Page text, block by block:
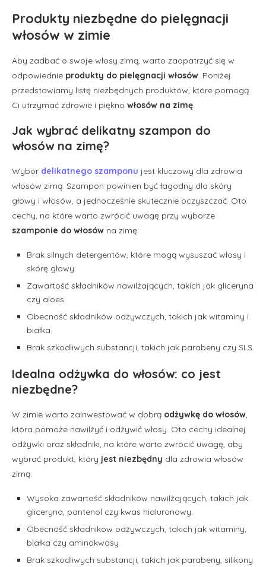
Produkty niezbędne do pielęgnacji
włosów w zimie
Aby zadbać o swoje włosy zimą, warto zaopatrzyć się w
odpowiednie produkty do pielęgnacji włosów. Poniżej
przedstawiamy listę niezbędnych produktów, które pomogą
Ci utrzymać zdrowie i piękno włosów na zimę.
Jak wybrać delikatny szampon do
włosów na zimę?
Wybór delikatnego szamponu jest kluczowy dla zdrowia
włosów zimą. Szampon powinien być łagodny dla skóry
głowy i włosów, a jednocześnie skutecznie oczyszczać. Oto
cechy, na które warto zwrócić uwagę przy wyborze
szamponie do włosów na zimę:
Brak silnych detergentów, które mogą wysuszać włosy i
skórę głowy.
Zawartość składników nawilżających, takich jak gliceryna
czy aloes.
Obecność składników odżywczych, takich jak witaminy i
białka.
Brak szkodliwych substancji, takich jak parabeny czy SLS.
Idealna odżywka do włosów: co jest
niezbędne?
W zimie warto zainwestować w dobrą odżywkę do włosów,
która pomoże nawilżyć i odżywić włosy. Oto cechy idealnej
odżywki oraz składniki, na które warto zwrócić uwagę, aby
wybrać produkt, który jest niezbędny dla zdrowia włosów
zimą:
Wysoka zawartość składników nawilżających, takich jak
gliceryna, pantenol czy kwas hialuronowy.
Obecność składników odżywczych, takich jak witaminy,
białka czy aminokwasy.
Brak szkodliwych substancji, takich jak parabeny, silikony